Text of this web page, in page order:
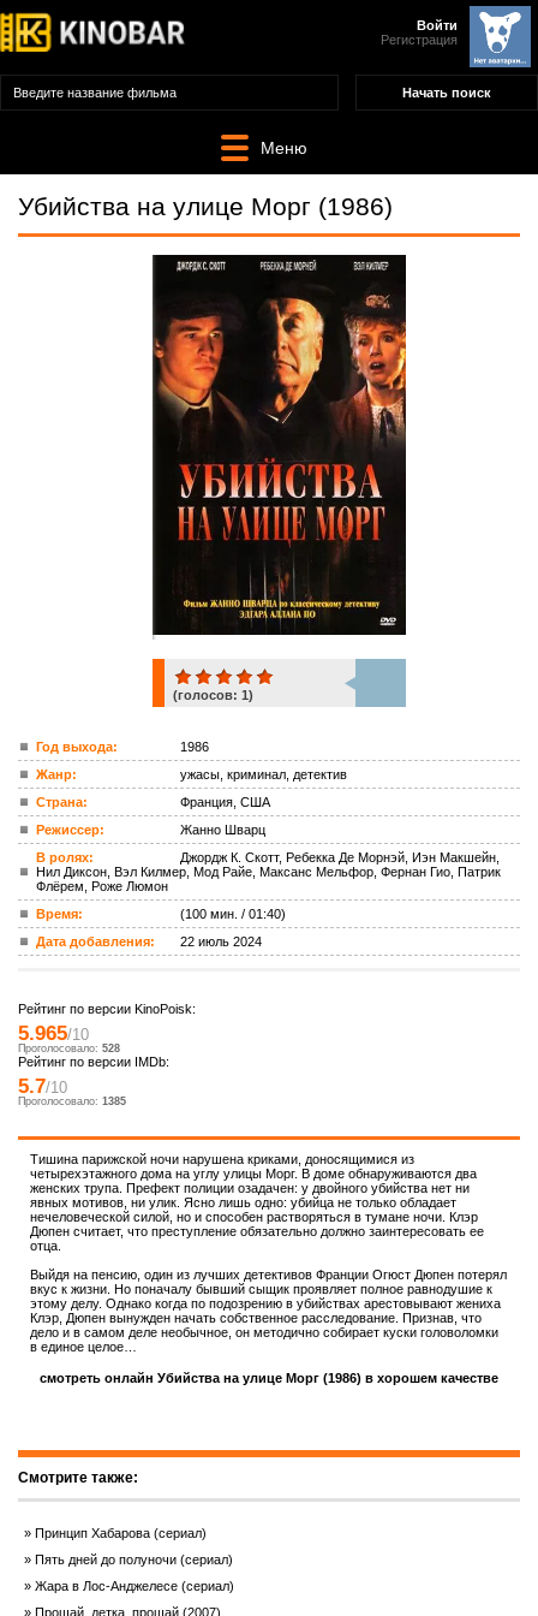
Войти
Регистрация
Меню
Убийства на улице Морг (1986)
ком.
(голосов: 1)
Год выхода:
1986
Жанр:
ужасы, криминал, детектив
Страна:
Франция, США
Режиссер:
Жанно Шварц
В ролях:
Джордж К. Скотт, Ребекка Де Морнэй, Иэн Макшейн,
Нил Диксон, Вэл Килмер, Мод Райе, Максанс Мельфор, Фернан Гио, Патрик
Флёрем, Роже Люмон
Время:
(100 мин. / 01:40)
Дата добавления:
22 июль 2024
Рейтинг по версии KinoPoisk:
5.965/10
Проголосовало: 528
Рейтинг по версии IMDb:
5.7/10
Проголосовало: 1385
Тишина парижской ночи нарушена криками, доносящимися из
четырехэтажного дома на углу улицы Морг. В доме обнаруживаются два
женских трупа. Префект полиции озадачен: у двойного убийства нет ни
явных мотивов, ни улик. Ясно лишь одно: убийца не только обладает
нечеловеческой силой, но и способен растворяться в тумане ночи. Клэр
Дюпен считает, что преступление обязательно должно заинтересовать ее
отца.
Выйдя на пенсию, один из лучших детективов Франции Огюст Дюпен потерял
вкус к жизни. Но поначалу бывший сыщик проявляет полное равнодушие к
этому делу. Однако когда по подозрению в убийствах арестовывают жениха
Клэр, Дюпен вынужден начать собственное расследование. Признав, что
дело и в самом деле необычное, он методично собирает куски головоломки
в единое целое…
смотреть онлайн Убийства на улице Морг (1986) в хорошем качестве
Смотрите также:
Принцип Хабарова (сериал)
Пять дней до полуночи (сериал)
Жара в Лос-Анджелесе (сериал)
Прощай, детка, прощай (2007)